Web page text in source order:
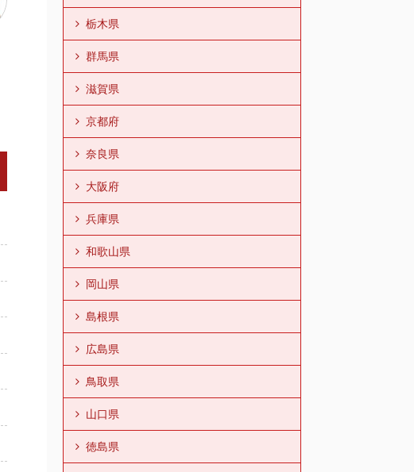
栃木県
群馬県
滋賀県
京都府
奈良県
大阪府
兵庫県
和歌山県
岡山県
島根県
広島県
鳥取県
山口県
徳島県